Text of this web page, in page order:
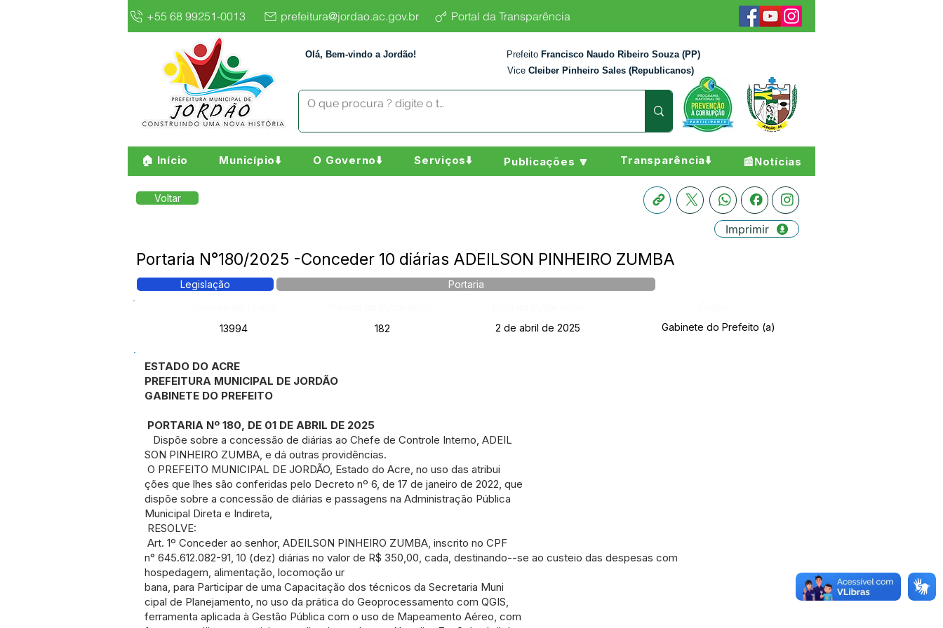
+55 68 99251-0013 prefeitura@jordao.ac.gov.br Portal da Transparência
Olá, Bem-vindo a Jordão! Prefeito Francisco Naudo Ribeiro Souza (PP)
Vice Cleiber Pinheiro Sales (Republicanos)
🏠 Início Município⬇️ O Governo⬇️ Serviços⬇️ Publicações 🔽 Transparência⬇️ 📰Notícias
Voltar
Imprimir
Portaria N°180/2025 -Conceder 10 diárias ADEILSON PINHEIRO ZUMBA
Legislação
Portaria
13994
182 2 de abril de 2025 Gabinete do Prefeito (a)
ESTADO DO ACRE
PREFEITURA MUNICIPAL DE JORDÃO
GABINETE DO PREFEITO
PORTARIA Nº 180, DE 01 DE ABRIL DE 2025
Dispõe sobre a concessão de diárias ao Chefe de Controle Interno, ADEIL
SON PINHEIRO ZUMBA, e dá outras providências.
O PREFEITO MUNICIPAL DE JORDÃO, Estado do Acre, no uso das atribui
ções que lhes são conferidas pelo Decreto nº 6, de 17 de janeiro de 2022, que
dispõe sobre a concessão de diárias e passagens na Administração Pública
Municipal Direta e Indireta,
RESOLVE:
Art. 1º Conceder ao senhor, ADEILSON PINHEIRO ZUMBA, inscrito no CPF
n° 645.612.082-91, 10 (dez) diárias no valor de R$ 350,00, cada, destinando--se ao custeio das despesas com
hospedagem, alimentação, locomoção ur
bana, para Participar de uma Capacitação dos técnicos da Secretaria Muni
cipal de Planejamento, no uso da prática do Geoprocessamento com QGIS,
ferramenta aplicada à Gestão Pública com o uso de Mapeamento Aéreo, com